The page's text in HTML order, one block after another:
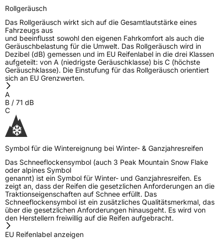
Rollgeräusch (dB)
Fahrzeugklasse C1
3PMSF / Schneeflockensymbol / Alpine-SymbolJa
EisgripNein
EPREL ID
Allgemeine Produktsicherheit (GPSR)
Herstellerkontakt
Rollgeräusch
Das Rollgeräusch wirkt sich auf die Gesamtlautstärke eines
Fahrzeugs aus
und beeinflusst sowohl den eigenen Fahrkomfort als auch die
Geräuschbelastung für die Umwelt. Das Rollgeräusch wird in
Dezibel (dB) gemessen und im EU Reifenlabel in die drei Klassen
aufgeteilt: von A (niedrigste Geräuschklasse) bis C (höchste
Geräuschklasse). Die Einstufung für das Rollgeräusch orientiert
sich an EU Grenzwerten.
A
B / 71 dB
C
Symbol für die Wintereignung bei Winter- & Ganzjahresreifen
Das Schneeflockensymbol (auch 3 Peak Mountain Snow Flake
oder alpines Symbol
genannt) ist ein Symbol für Winter- und Ganzjahresreifen. Es
zeigt an, dass der Reifen die gesetzlichen Anforderungen an die
Traktionseigenschaften auf Schnee erfüllt. Das
Schneeflockensymbol ist ein zusätzliches Qualitätsmerkmal, das
über die gesetzlichen Anforderungen hinausgeht. Es wird von
den Herstellern freiwillig auf die Reifen aufgebracht.
EU Reifenlabel anzeigen